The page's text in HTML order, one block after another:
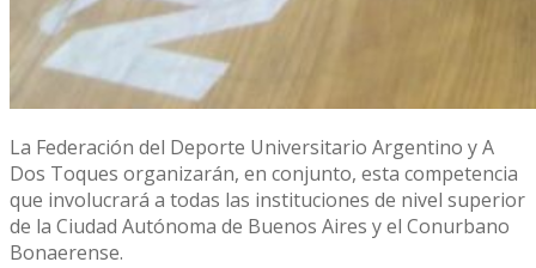
La Federación del Deporte Universitario Argentino y A
Dos Toques organizarán, en conjunto, esta competencia
que involucrará a todas las instituciones de nivel superior
de la Ciudad Autónoma de Buenos Aires y el Conurbano
Bonaerense.